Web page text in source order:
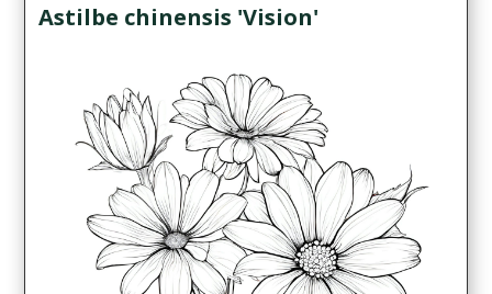
Astilbe chinensis 'Vision'